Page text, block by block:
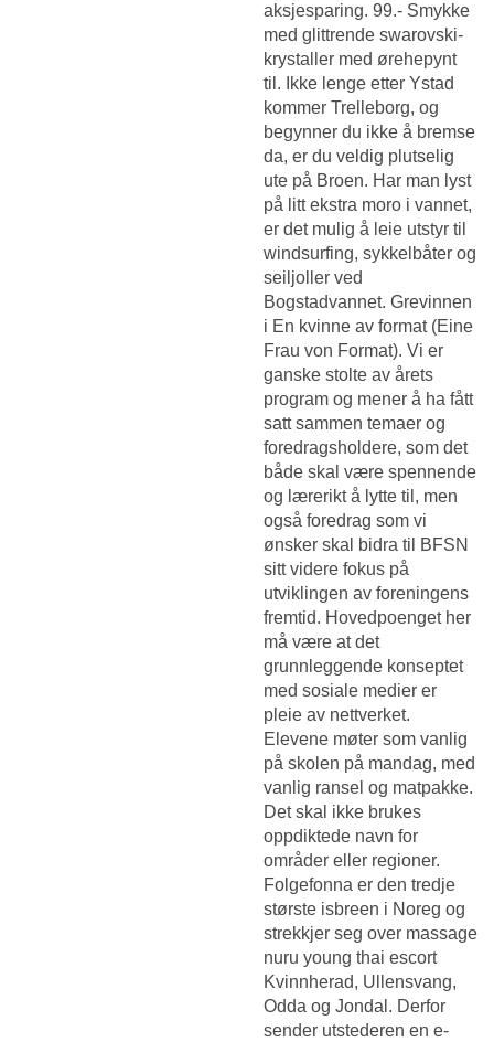
aksjesparing. 99.- Smykke
med glittrende swarovski-
krystaller med ørehepynt
til. Ikke lenge etter Ystad
kommer Trelleborg, og
begynner du ikke å bremse
da, er du veldig plutselig
ute på Broen. Har man lyst
på litt ekstra moro i vannet,
er det mulig å leie utstyr til
windsurfing, sykkelbåter og
seiljoller ved
Bogstadvannet. Grevinnen
i En kvinne av format (Eine
Frau von Format). Vi er
ganske stolte av årets
program og mener å ha fått
satt sammen temaer og
foredragsholdere, som det
både skal være spennende
og lærerikt å lytte til, men
også foredrag som vi
ønsker skal bidra til BFSN
sitt videre fokus på
utviklingen av foreningens
fremtid. Hovedpoenget her
må være at det
grunnleggende konseptet
med sosiale medier er
pleie av nettverket.
Elevene møter som vanlig
på skolen på mandag, med
vanlig ransel og matpakke.
Det skal ikke brukes
oppdiktede navn for
områder eller regioner.
Folgefonna er den tredje
største isbreen i Noreg og
strekkjer seg over massage
nuru young thai escort
Kvinnherad, Ullensvang,
Odda og Jondal. Derfor
sender utstederen en e-